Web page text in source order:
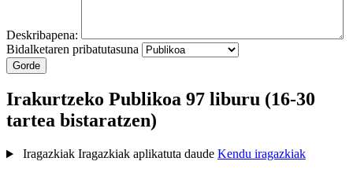
Deskribapena:
Bidalketaren pribatutasuna
Gorde
Irakurtzeko Publikoa 97 liburu (16-30
tartea bistaratzen)
Iragazkiak Iragazkiak aplikatuta daude Kendu iragazkiak